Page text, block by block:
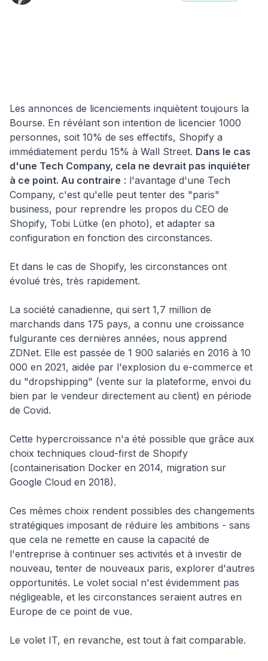
Les annonces de licenciements inquiètent toujours la
Bourse. En révélant son intention de licencier 1000
personnes, soit 10% de ses effectifs, Shopify a
immédiatement perdu 15% à Wall Street. Dans le cas
d'une Tech Company, cela ne devrait pas inquiéter
à ce point. Au contraire : l'avantage d'une Tech
Company, c'est qu'elle peut tenter des "paris"
business, pour reprendre les propos du CEO de
Shopify, Tobi Lütke (en photo), et adapter sa
configuration en fonction des circonstances.
Et dans le cas de Shopify, les circonstances ont
évolué très, très rapidement.
La société canadienne, qui sert 1,7 million de
marchands dans 175 pays, a connu une croissance
fulgurante ces dernières années, nous apprend
ZDNet. Elle est passée de 1 900 salariés en 2016 à 10
000 en 2021, aidée par l'explosion du e-commerce et
du "dropshipping" (vente sur la plateforme, envoi du
bien par le vendeur directement au client) en période
de Covid.
Cette hypercroissance n'a été possible que grâce aux
choix techniques cloud-first de Shopify
(containerisation Docker en 2014, migration sur
Google Cloud en 2018).
Ces mêmes choix rendent possibles des changements
stratégiques imposant de réduire les ambitions - sans
que cela ne remette en cause la capacité de
l'entreprise à continuer ses activités et à investir de
nouveau, tenter de nouveaux paris, explorer d'autres
opportunités. Le volet social n'est évidemment pas
négligeable, et les circonstances seraient autres en
Europe de ce point de vue.
Le volet IT, en revanche, est tout à fait comparable.